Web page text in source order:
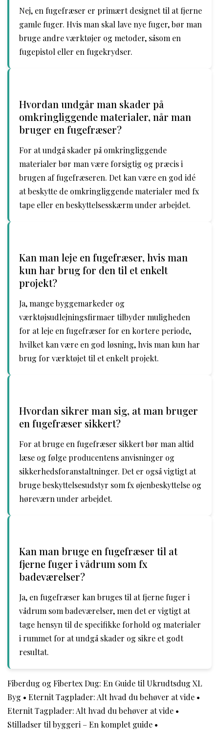
Nej, en fugefræser er primært designet til at fjerne
gamle fuger. Hvis man skal lave nye fuger, bør man
bruge andre værktøjer og metoder, såsom en
fugepistol eller en fugekrydser.
Hvordan undgår man skader på
omkringliggende materialer, når man
bruger en fugefræser?
For at undgå skader på omkringliggende
materialer bør man være forsigtig og præcis i
brugen af fugefræseren. Det kan være en god idé
at beskytte de omkringliggende materialer med fx
tape eller en beskyttelsesskærm under arbejdet.
Kan man leje en fugefræser, hvis man
kun har brug for den til et enkelt
projekt?
Ja, mange byggemarkeder og
værktøjsudlejningsfirmaer tilbyder muligheden
for at leje en fugefræser for en kortere periode,
hvilket kan være en god løsning, hvis man kun har
brug for værktøjet til et enkelt projekt.
Hvordan sikrer man sig, at man bruger
en fugefræser sikkert?
For at bruge en fugefræser sikkert bør man altid
læse og følge producentens anvisninger og
sikkerhedsforanstaltninger. Det er også vigtigt at
bruge beskyttelsesudstyr som fx øjenbeskyttelse og
høreværn under arbejdet.
Kan man bruge en fugefræser til at
fjerne fuger i vådrum som fx
badeværelser?
Ja, en fugefræser kan bruges til at fjerne fuger i
vådrum som badeværelser, men det er vigtigt at
tage hensyn til de specifikke forhold og materialer
i rummet for at undgå skader og sikre et godt
resultat.
Fiberdug og Fibertex Dug: En Guide til Ukrudtsdug XL
Byg • Eternit Tagplader: Alt hvad du behøver at vide •
Eternit Tagplader: Alt hvad du behøver at vide •
Stilladser til byggeri – En komplet guide •